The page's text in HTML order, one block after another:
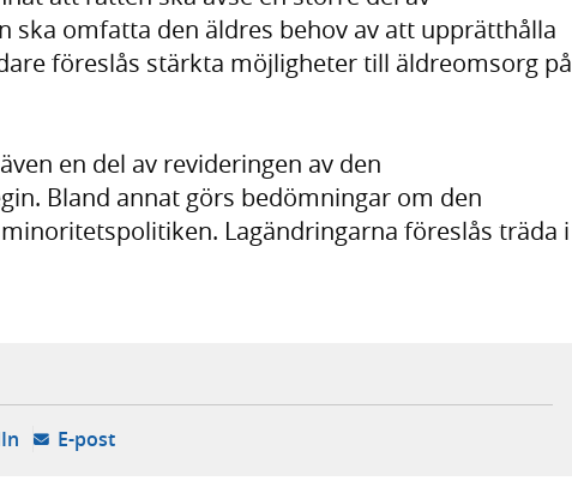
ska omfatta den äldres behov av att upprätthålla
föreslås stärkta möjligheter till äldreomsorg på
en del av revideringen av den
Bland annat görs bedömningar om den
Lagändringarna föreslås träda i
extern webbplats,
flik, extern webbplats,
- öppnas i ny flik, extern webbplats,
E-post- öppnar din e-postklient,